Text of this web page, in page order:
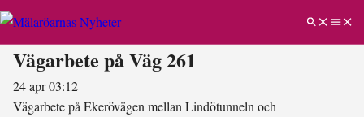
Vägarbete på Väg 261
24 apr 03:12
Vägarbete på Ekerövägen mellan Lindötunneln och